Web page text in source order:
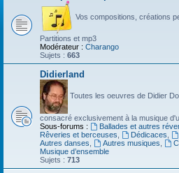
Vos compositions, créations
Partitions et mp3
Modérateur : Charango
Sujets : 663
Didierland
Toutes les oeuvres de Didier
consacré exclusivement à la musique
Sous-forums :
Ballades et autres
Rêveries et berceuses
Dédicaces
Autres danses
Autres musiques
Musique d’ensemble
Sujets : 713